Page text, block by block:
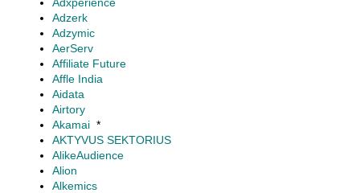
Adxperience
Adzerk
Adzymic
AerServ
Affiliate Future
Affle India
Aidata
Airtory
Akamai *
AKTYVUS SEKTORIUS
AlikeAudience
Alion
Alkemics